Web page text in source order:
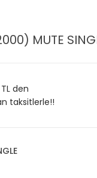
MUTE
den
taksitlerle!!